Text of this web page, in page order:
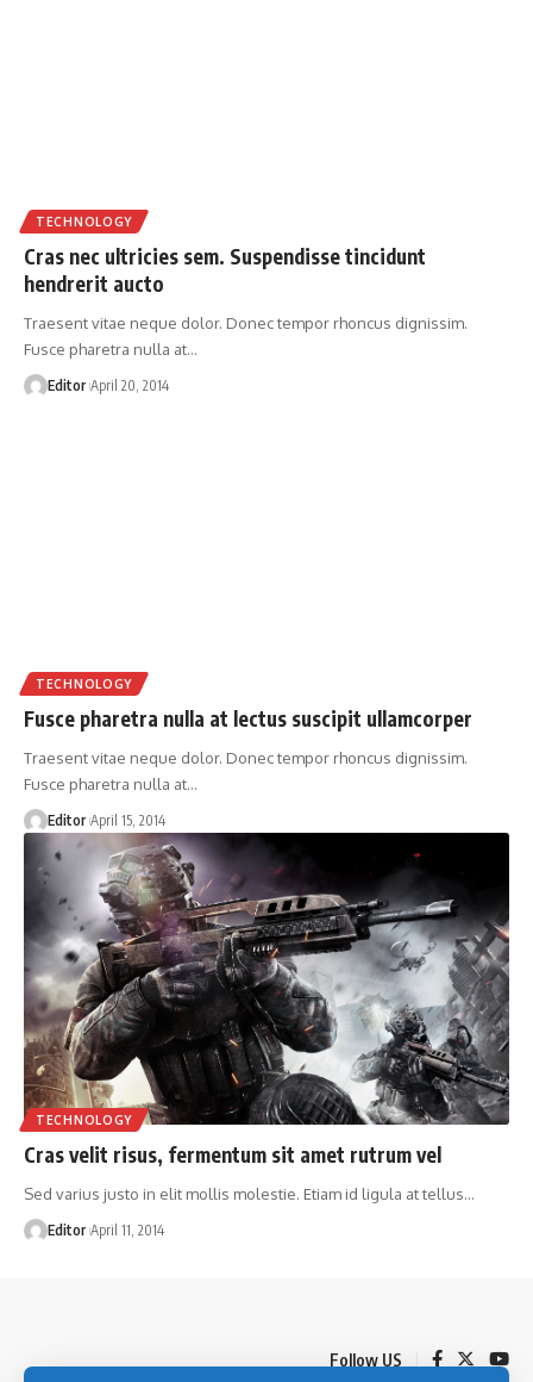
TECHNOLOGY
Cras nec ultricies sem. Suspendisse tincidunt
hendrerit aucto
Traesent vitae neque dolor. Donec tempor rhoncus dignissim.
Fusce pharetra nulla at…
Editor April 20, 2014
TECHNOLOGY
Fusce pharetra nulla at lectus suscipit ullamcorper
Traesent vitae neque dolor. Donec tempor rhoncus dignissim.
Fusce pharetra nulla at…
Editor April 15, 2014
TECHNOLOGY
Cras velit risus, fermentum sit amet rutrum vel
Sed varius justo in elit mollis molestie. Etiam id ligula at tellus…
Editor April 11, 2014
Follow US